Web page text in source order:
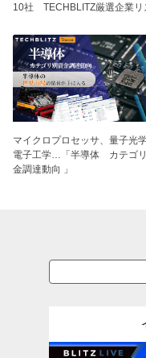
10社 TECHBLITZ厳選企業リ
マイクロプロセッサ、量子光
電子工学…「半導体 カテゴ
金調達動向 」